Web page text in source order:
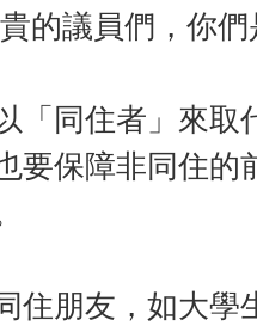
的議員們，你
「同住者」來
要保障非同住
住朋友，如大